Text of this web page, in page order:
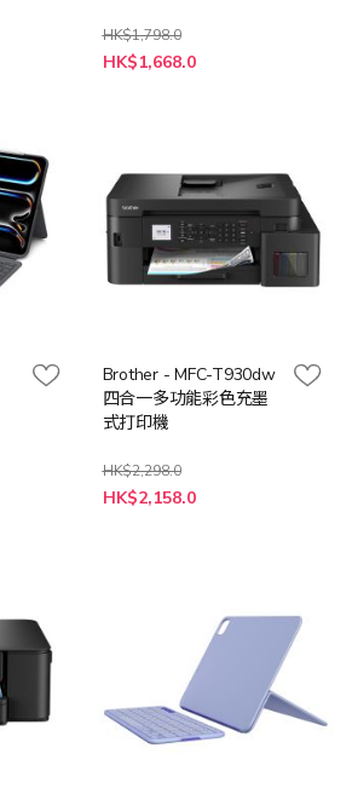
HK$1,798.0
特
殊
HK$1,668.0
Brother - MFC-T930dw
四合一多功能彩色充墨
式打印機
HK$2,298.0
特
殊
HK$2,158.0